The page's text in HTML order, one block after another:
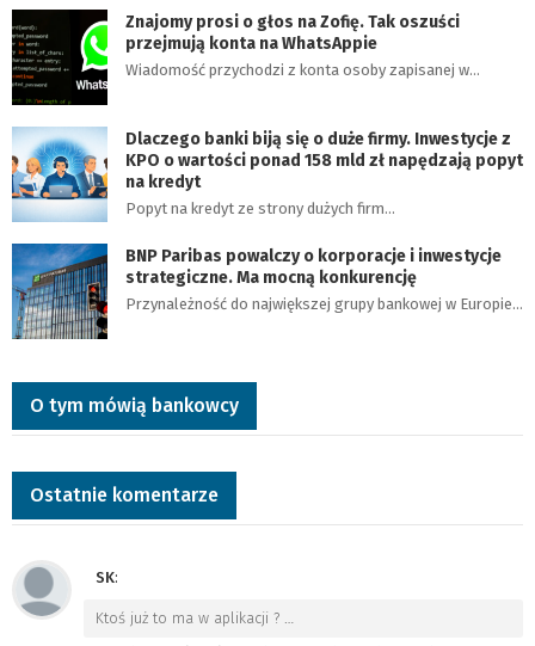
Znajomy prosi o głos na Zofię. Tak oszuści
przejmują konta na WhatsAppie
Wiadomość przychodzi z konta osoby zapisanej w…
Dlaczego banki biją się o duże firmy. Inwestycje z
KPO o wartości ponad 158 mld zł napędzają popyt
na kredyt
Popyt na kredyt ze strony dużych firm…
BNP Paribas powalczy o korporacje i inwestycje
strategiczne. Ma mocną konkurencję
Przynależność do największej grupy bankowej w Europie…
O tym mówią bankowcy
Ostatnie komentarze
SK:
Ktoś już to ma w aplikacji ? …